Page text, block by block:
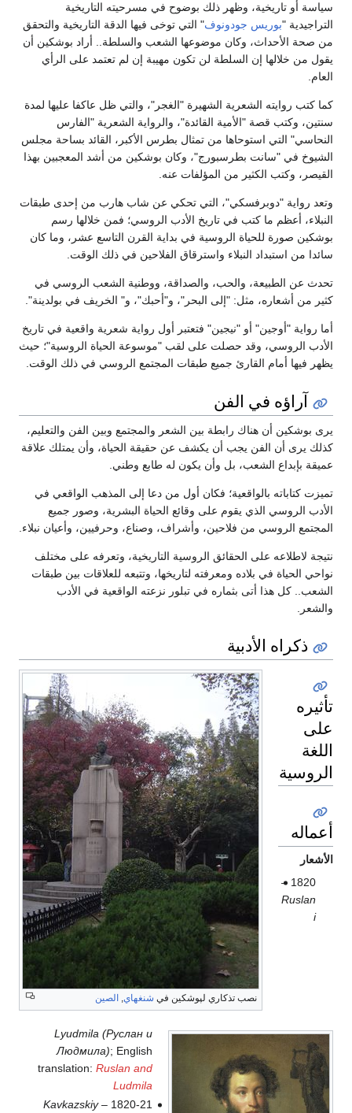
سياسة أو تاريخية، وظهر ذلك بوضوح في مسرحيته التاريخية
التراجيدية "بوريس جودونوف" التي توخى فيها الدقة التاريخية والتحقق
من صحة الأحداث، وكان موضوعها الشعب والسلطة.. أراد بوشكين أن
يقول من خلالها إن السلطة لن تكون مهيبة إن لم تعتمد على الرأي
العام.
كما كتب روايته الشعرية الشهيرة "الغجر"، والتي ظل عاكفا عليها لمدة
سنتين، وكتب قصة "الأمية القائدة"، والرواية الشعرية "الفارس
النحاسي" التي استوحاها من تمثال بطرس الأكبر، القائد بساحة مجلس
الشيوخ في "سانت بطرسبورج"، وكان بوشكين من أشد المعجبين بهذا
القيصر، وكتب الكثير من المؤلفات عنه.
وتعد رواية "دوبرفسكي"، التي تحكي عن شاب هارب من إحدى طبقات
النبلاء، أعظم ما كتب في تاريخ الأدب الروسي؛ فمن خلالها رسم
بوشكين صورة للحياة الروسية في بداية القرن التاسع عشر، وما كان
سائدا من استبداد النبلاء واسترقاق الفلاحين في ذلك الوقت.
تحدث عن الطبيعة، والحب، والصداقة، ووطنية الشعب الروسي في
كثير من أشعاره، مثل: "إلى البحر"، و"أحبك"، و" الخريف في بولدينة".
أما رواية "أوجين" أو "نيجين" فتعتبر أول رواية شعرية واقعية في تاريخ
الأدب الروسي، وقد حصلت على لقب "موسوعة الحياة الروسية"؛ حيث
يظهر فيها أمام القارئ جميع طبقات المجتمع الروسي في ذلك الوقت.
آراؤه في الفن
يرى بوشكين أن هناك رابطة بين الشعر والمجتمع وبين الفن والتعليم،
كذلك يرى أن الفن يجب أن يكشف عن حقيقة الحياة، وأن يمتلك علاقة
عميقة بإبداع الشعب، بل وأن يكون له طابع وطني.
تميزت كتاباته بالواقعية؛ فكان أول من دعا إلى المذهب الواقعي في
الأدب الروسي الذي يقوم على وقائع الحياة البشرية، وصور جميع
المجتمع الروسي من فلاحين، وأشراف، وصناع، وحرفيين، وأعيان نبلاء.
نتيجة لاطلاعه على الحقائق الروسية التاريخية، وتعرفه على مختلف
نواحي الحياة في بلاده ومعرفته لتاريخها، وتتبعه للعلاقات بين طبقات
الشعب.. كل هذا أتى بثماره في تبلور نزعته الواقعية في الأدب
والشعر.
ذكراه الأدبية
نصب تذكاري لپوشكين في شنغهاي, الصين
تأثيره
على
اللغة
الروسية
أعماله
الأشعار
1820 –
Ruslan
i
Lyudmila (Руслан и
Людмила); English
translation:Ruslan and
Ludmila
1820-21 –
Kavkazskiy